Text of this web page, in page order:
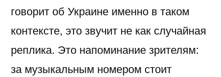
говорит об Украине именно в таком
контексте, это звучит не как случайная
реплика. Это напоминание зрителям:
за музыкальным номером стоит